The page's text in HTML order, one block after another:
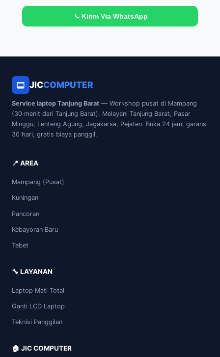
Kirim Via WhatsApp
JICCOMPUTER
Service laptop Tanjung Barat — Workshop pusat di Mampang
(30 menit dari Tanjung Barat). Melayani Tanjung Barat, Pasar
Minggu, Lenteng Agung, Jagakarsa, Pejaten. Buka 24 jam, garansi
30 hari, gratis biaya panggil.
📍 AREA
Mampang (Pusat)
Kuningan
Pancoran
Kebayoran Baru
Tebet
🔧 LAYANAN
Laptop Mati Total
Ganti LCD Laptop
Teknisi Panggilan
🏠 JIC COMPUTER